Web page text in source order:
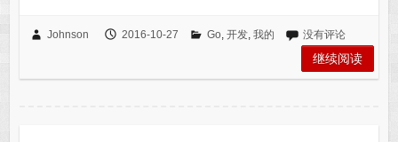
Johnson 2016-10-27 Go, 开发, 我的 没有评论
继续阅读